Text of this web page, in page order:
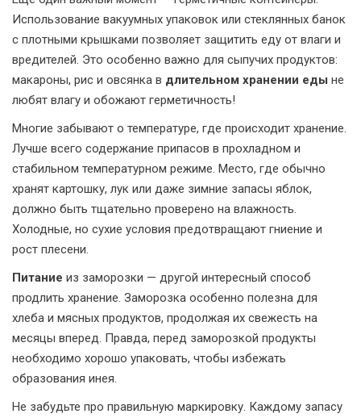
Использование вакуумных упаковок или стеклянных банок
с плотными крышками позволяет защитить еду от влаги и
вредителей. Это особенно важно для сыпучих продуктов:
макароны, рис и овсянка в длительном хранении еды не
любят влагу и обожают герметичность!
Многие забывают о температуре, где происходит хранение.
Лучше всего содержание припасов в прохладном и
стабильном температурном режиме. Место, где обычно
хранят картошку, лук или даже зимние запасы яблок,
должно быть тщательно проверено на влажность.
Холодные, но сухие условия предотвращают гниение и
рост плесени.
Питание из заморозки — другой интересный способ
продлить хранение. Заморозка особенно полезна для
хлеба и мясных продуктов, продолжая их свежесть на
месяцы вперед. Правда, перед заморозкой продукты
необходимо хорошо упаковать, чтобы избежать
образования инея.
Не забудьте про правильную маркировку. Каждому запасу